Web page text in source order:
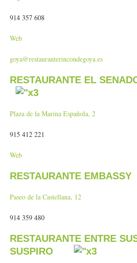
914 357 608
Web
goya@restauranterincondegoya.es
RESTAURANTE EL
Plaza de la Marina Española, 2
915 412 221
Web
RESTAURANTE
Paseo de la Castellana, 12
914 359 480
RESTAURANTE ENTRE
SUSPIRO